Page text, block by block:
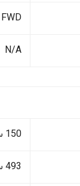
FWD دفع أمامي
N/A
150 سم
493 سم